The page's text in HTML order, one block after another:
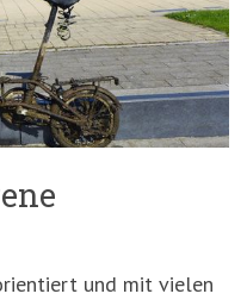
und mit vielen